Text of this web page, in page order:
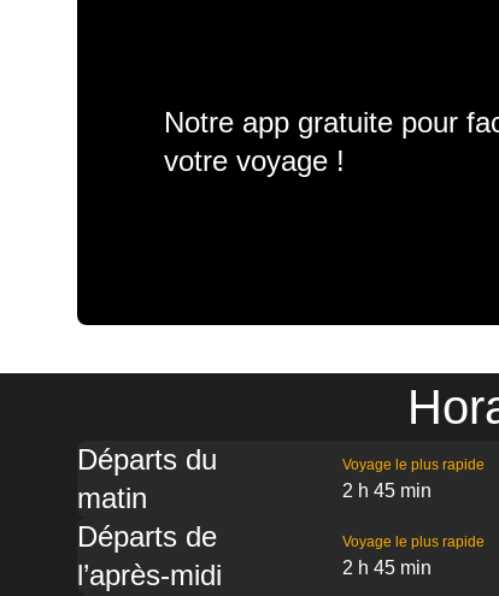
Notre app gratuite pour
votre voyage !
Départs du
matin
Voyage le plus rapide
2 h 45 min
Départs de
l’après-midi
Voyage le plus rapide
2 h 45 min